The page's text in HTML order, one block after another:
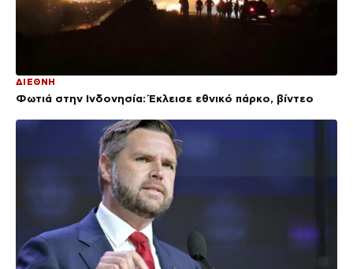
ΔΙΕΘΝΗ
Φωτιά στην Ινδονησία: Έκλεισε εθνικό πάρκο, βίντεο